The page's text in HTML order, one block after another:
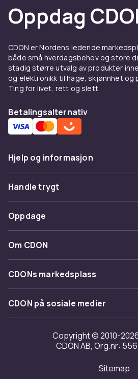
Oppdag
CDON er Nordens ledende
både små hverdagsbehov og store
stadig større utvalg av produkter
og elektronikk til hage, skjønnhet
Ting for livet, rett og slett.
Betalingsalternativ
Hjelp og informasjon
Vanlige spørsmål
Spor pakke
Angre & returner her
Kontakt oss
Handle trygt
Betaling
Levering
Tilbakekallinger
Oppdage
Kategorier
Varemerker
Om CDON
Om oss
Kundeanmeldelser
Jobbe på CDON
Investor relations
Tilgjengelighet
CDONs markedsplass
Merchant Help Center
CDON på sosiale medier
Copyright © 2010-
CDON AB, Org.nr:
Sitemap